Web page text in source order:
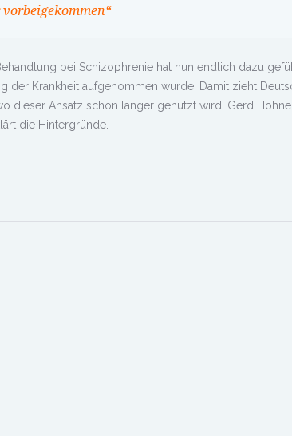
bei Schizophrenie hat nun endlich dazu
der Krankheit aufgenommen wurde. Damit zieht
dieser Ansatz schon länger genutzt wird. Gerd
die Hintergründe.